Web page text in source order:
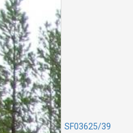
SF03625/39